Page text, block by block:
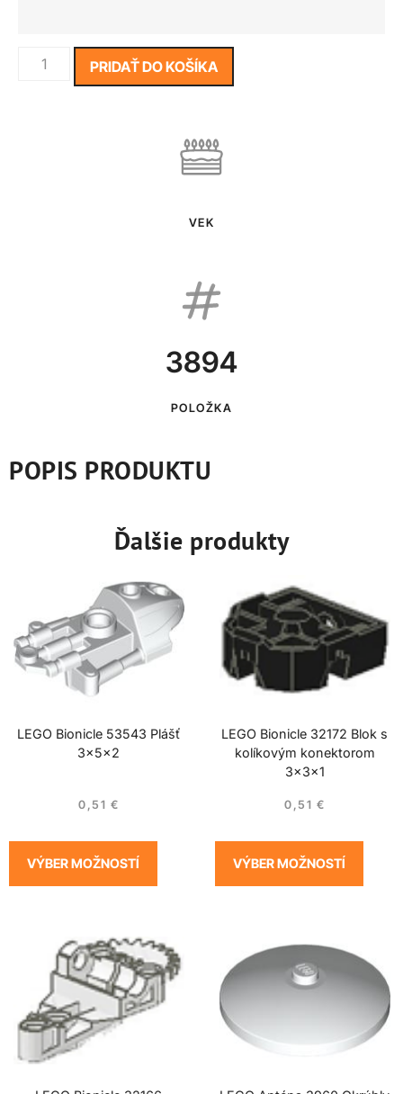
PRIDAŤ DO KOŠÍKA
VEK
3894
POLOŽKA
POPIS PRODUKTU
Ďalšie produkty
LEGO Bionicle 53543 Plášť
3x5x2
0,51 €
VÝBER MOŽNOSTÍ
LEGO Bionicle 32172 Blok s
kolíkovým konektorom
3x3x1
0,51 €
VÝBER MOŽNOSTÍ